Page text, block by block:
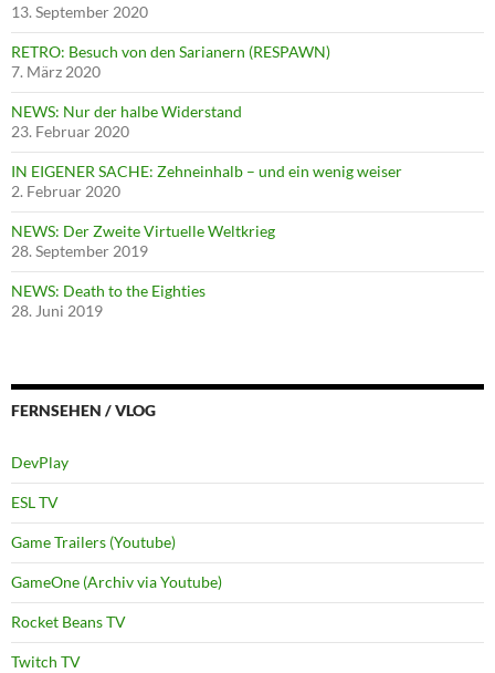
13. September 2020
RETRO: Besuch von den Sarianern (RESPAWN)
7. März 2020
NEWS: Nur der halbe Widerstand
23. Februar 2020
IN EIGENER SACHE: Zehneinhalb – und ein wenig weiser
2. Februar 2020
NEWS: Der Zweite Virtuelle Weltkrieg
28. September 2019
NEWS: Death to the Eighties
28. Juni 2019
FERNSEHEN / VLOG
DevPlay
ESL TV
Game Trailers (Youtube)
GameOne (Archiv via Youtube)
Rocket Beans TV
Twitch TV